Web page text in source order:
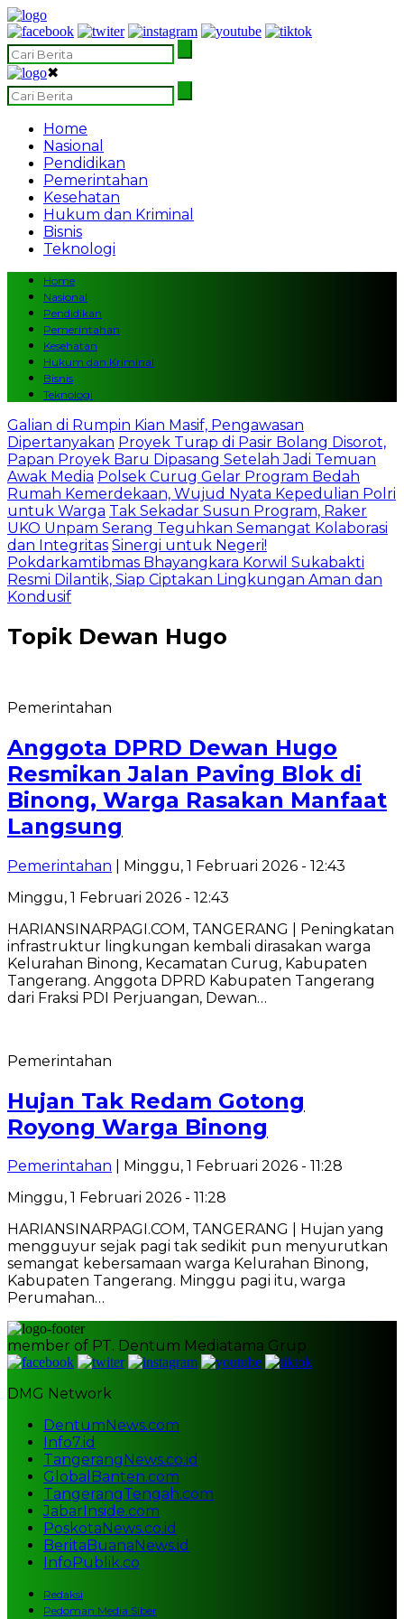
✖
Home
Nasional
Pendidikan
Pemerintahan
Kesehatan
Hukum dan Kriminal
Bisnis
Teknologi
Home
Nasional
Pendidikan
Pemerintahan
Kesehatan
Hukum dan Kriminal
Bisnis
Teknologi
Galian di Rumpin Kian Masif, Pengawasan
Dipertanyakan Proyek Turap di Pasir Bolang Disorot,
Papan Proyek Baru Dipasang Setelah Jadi Temuan
Awak Media Polsek Curug Gelar Program Bedah
Rumah Kemerdekaan, Wujud Nyata Kepedulian Polri
untuk Warga Tak Sekadar Susun Program, Raker
UKO Unpam Serang Teguhkan Semangat Kolaborasi
dan Integritas Sinergi untuk Negeri!
Pokdarkamtibmas Bhayangkara Korwil Sukabakti
Resmi Dilantik, Siap Ciptakan Lingkungan Aman dan
Kondusif
Topik Dewan Hugo
Pemerintahan
Anggota DPRD Dewan Hugo
Resmikan Jalan Paving Blok di
Binong, Warga Rasakan Manfaat
Langsung
Pemerintahan | Minggu, 1 Februari 2026 - 12:43
Minggu, 1 Februari 2026 - 12:43
HARIANSINARPAGI.COM, TANGERANG | Peningkatan
infrastruktur lingkungan kembali dirasakan warga
Kelurahan Binong, Kecamatan Curug, Kabupaten
Tangerang. Anggota DPRD Kabupaten Tangerang
dari Fraksi PDI Perjuangan, Dewan…
Pemerintahan
Hujan Tak Redam Gotong
Royong Warga Binong
Pemerintahan | Minggu, 1 Februari 2026 - 11:28
Minggu, 1 Februari 2026 - 11:28
HARIANSINARPAGI.COM, TANGERANG | Hujan yang
mengguyur sejak pagi tak sedikit pun menyurutkan
semangat kebersamaan warga Kelurahan Binong,
Kabupaten Tangerang. Minggu pagi itu, warga
Perumahan…
member of PT. Dentum Mediatama Grup
DMG Network
DentumNews.com
Info7.id
TangerangNews.co.id
GlobalBanten.com
TangerangTengah.com
JabarInside.com
PoskotaNews.co.id
BeritaBuanaNews.id
InfoPublik.co
Redaksi
Pedoman Media Siber